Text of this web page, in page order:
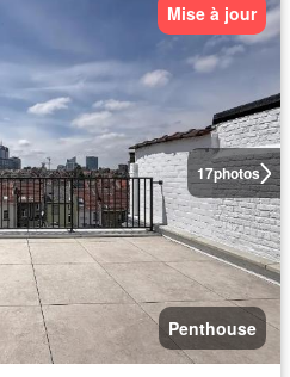
17photos
Mise à jour
Penthouse